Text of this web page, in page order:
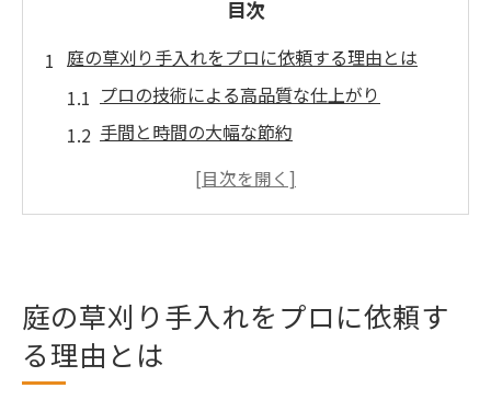
目次
庭の草刈り手入れをプロに依頼する理由とは
プロの技術による高品質な仕上がり
手間と時間の大幅な節約
専門知識を活かした最適な手入れ方法
プロに依頼することで得られる安心感
忙しい人のための庭の草刈り手入れガイド
庭の草刈り手入れをプロに依頼す
る理由とは